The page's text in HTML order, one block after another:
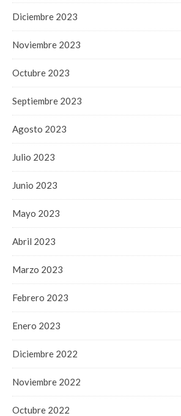
Diciembre 2023
Noviembre 2023
Octubre 2023
Septiembre 2023
Agosto 2023
Julio 2023
Junio 2023
Mayo 2023
Abril 2023
Marzo 2023
Febrero 2023
Enero 2023
Diciembre 2022
Noviembre 2022
Octubre 2022